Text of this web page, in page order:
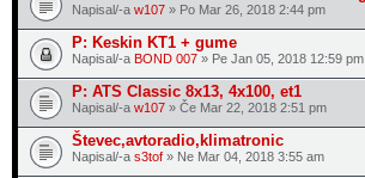
Napisal/-a w107 » Po Mar 26, 2018 2:44 pm
P: Keskin KT1 + gume
Napisal/-a BOND 007 » Pe Jan 05, 2018 12:59 pm
P: ATS Classic 8x13, 4x100, et1
Napisal/-a w107 » Če Mar 22, 2018 2:51 pm
Števec,avtoradio,klimatronic
Napisal/-a s3tof » Ne Mar 04, 2018 3:55 am